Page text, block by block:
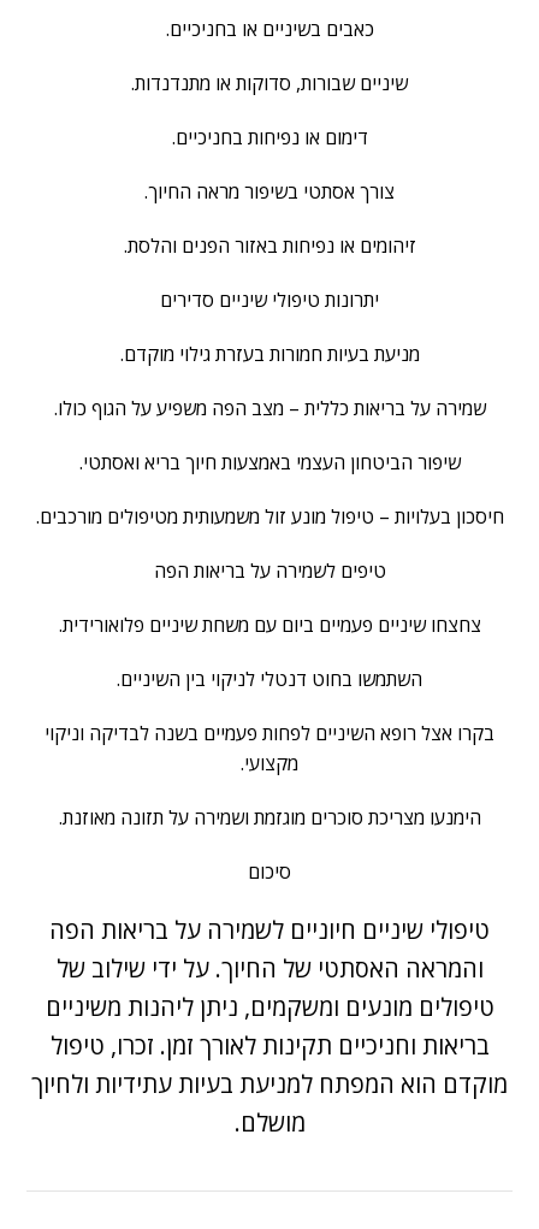
כאבים בשיניים או בחניכיים.
שיניים שבורות, סדוקות או מתנדנדות.
דימום או נפיחות בחניכיים.
צורך אסתטי בשיפור מראה החיוך.
זיהומים או נפיחות באזור הפנים והלסת.
יתרונות טיפולי שיניים סדירים
מניעת בעיות חמורות בעזרת גילוי מוקדם.
שמירה על בריאות כללית – מצב הפה משפיע על הגוף כולו.
שיפור הביטחון העצמי באמצעות חיוך בריא ואסתטי.
חיסכון בעלויות – טיפול מונע זול משמעותית מטיפולים מורכבים.
טיפים לשמירה על בריאות הפה
צחצחו שיניים פעמיים ביום עם משחת שיניים פלואורידית.
השתמשו בחוט דנטלי לניקוי בין השיניים.
בקרו אצל רופא השיניים לפחות פעמיים בשנה לבדיקה וניקוי
מקצועי.
הימנעו מצריכת סוכרים מוגזמת ושמירה על תזונה מאוזנת.
סיכום
טיפולי שיניים חיוניים לשמירה על בריאות הפה
והמראה האסתטי של החיוך. על ידי שילוב של
טיפולים מונעים ומשקמים, ניתן ליהנות משיניים
בריאות וחניכיים תקינות לאורך זמן. זכרו, טיפול
מוקדם הוא המפתח למניעת בעיות עתידיות ולחיוך
מושלם.